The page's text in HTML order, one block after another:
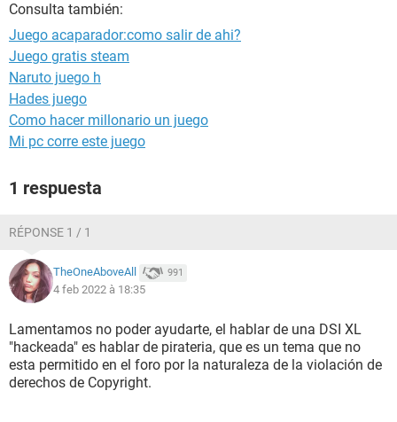
Consulta también:
Juego acaparador:como salir de ahi?
Juego gratis steam
Naruto juego h
Hades juego
Como hacer millonario un juego
Mi pc corre este juego
1 respuesta
RÉPONSE 1 / 1
TheOneAboveAll 991
4 feb 2022 à 18:35
Lamentamos no poder ayudarte, el hablar de una DSI XL
"hackeada" es hablar de pirateria, que es un tema que no
esta permitido en el foro por la naturaleza de la violación de
derechos de Copyright.